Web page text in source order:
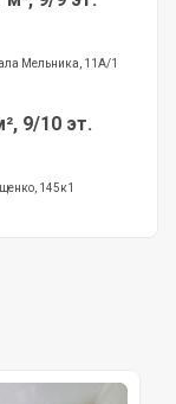
Мельника, 11А/1
9/10 эт.
145к1